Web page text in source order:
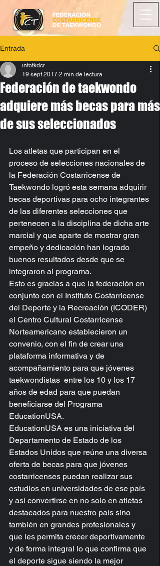
Entrada
Federación de taekwondo
adquiere más becas para más
de sus seleccionados
infotkdcr
19 sept 2017 2 min de lectura
Los atletas que participan en el
proceso de selecciones nacionales de
la Federación Costarricense de
Taekwondo logró esta semana adquirir
becas deportivas para ocho integrantes
de las diferentes selecciones que
pertenecen a la disciplina de dicha arte
marcial y que aparte de mostrar gran
empeño y dedicación han logrado
buenos resultados desde que se
integraron al programa.
Esto es gracias a que la federación en
conjunto con el Instituto Costarricense
del Deporte y la Recreación (ICODER)
el Centro Cultural Costarricense
Norteamericano establecieron un
convenio, con el fin de crear una
plataforma informativa y de
acompañamiento para que jóvenes
taekwondistas  entre los 10 y los 17
años de edad para que puedan
beneficiarse del Programa
EducationUSA.
EducationUSA es una iniciativa del
Departamento de Estado de los
Estados Unidos que reúne una diversa
oferta de becas para que jóvenes
costarricenses puedan realizar sus
estudios en universidades de ese país
y así convertirse en no solo en atletas
destacados para nuestro país sino
también en grandes profesionales y
que les permita crecer deportivamente
y de forma integral lo que confirma que
el deporte sigue siendo la mejor